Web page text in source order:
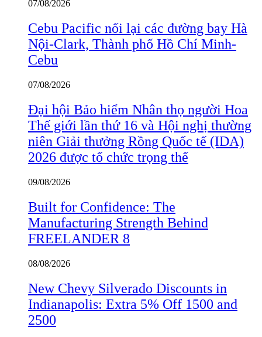
07/08/2026
Cebu Pacific nối lại các đường bay Hà
Nội-Clark, Thành phố Hồ Chí Minh-
Cebu
07/08/2026
Đại hội Bảo hiểm Nhân thọ người Hoa
Thế giới lần thứ 16 và Hội nghị thường
niên Giải thưởng Rồng Quốc tế (IDA)
2026 được tổ chức trọng thể
09/08/2026
Built for Confidence: The
Manufacturing Strength Behind
FREELANDER 8
08/08/2026
New Chevy Silverado Discounts in
Indianapolis: Extra 5% Off 1500 and
2500